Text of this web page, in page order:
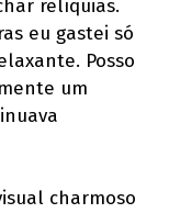
relíquias.
eu gastei só
Posso
um
charmoso